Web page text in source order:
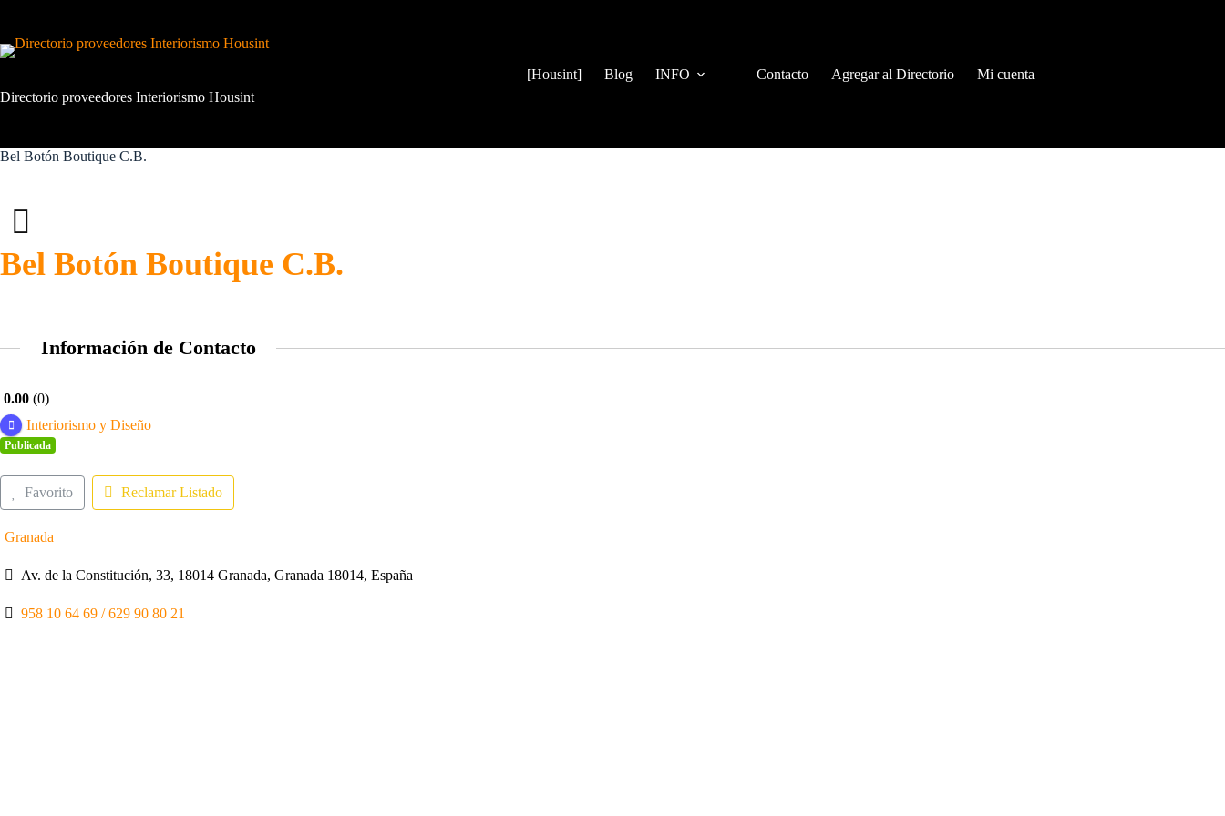
contenido
Directorio proveedores Interiorismo Housint
[Housint] Blog INFO Contacto Agregar al Directorio Mi cuenta
Bel Botón Boutique C.B.
Bel Botón Boutique C.B.
Información de Contacto
0.00 0
Interiorismo y Diseño
Publicada
Favorito Reclamar Listado
Granada
Av. de la Constitución, 33, 18014 Granada, Granada 18014, España
958 10 64 69 / 629 90 80 21